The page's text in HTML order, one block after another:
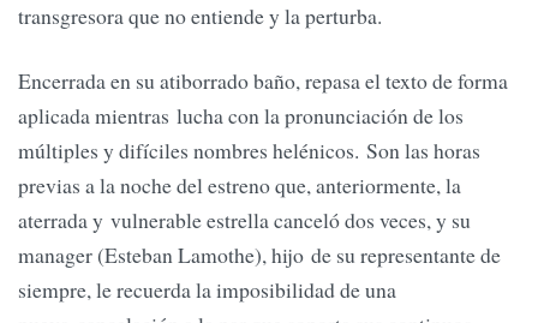
transgresora que no entiende y la perturba.
Encerrada en su atiborrado baño, repasa el texto de forma
aplicada mientras lucha con la pronunciación de los
múltiples y difíciles nombres helénicos. Son las horas
previas a la noche del estreno que, anteriormente, la
aterrada y vulnerable estrella canceló dos veces, y su
manager (Esteban Lamothe), hijo de su representante de
siempre, le recuerda la imposibilidad de una